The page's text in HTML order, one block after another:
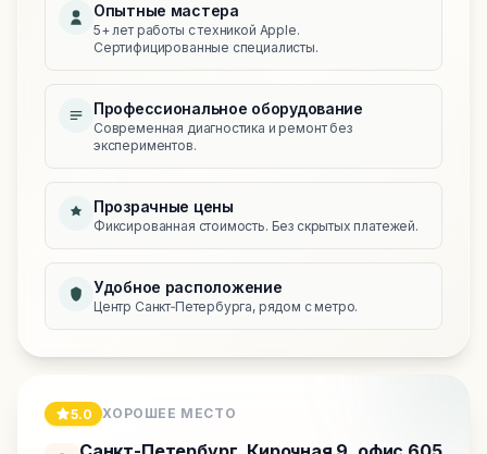
Опытные мастера
5+ лет работы с техникой Apple.
Сертифицированные специалисты.
Профессиональное оборудование
Современная диагностика и ремонт без
экспериментов.
Прозрачные цены
Фиксированная стоимость. Без скрытых платежей.
Удобное расположение
Центр Санкт‑Петербурга, рядом с метро.
5.0 ХОРОШЕЕ МЕСТО